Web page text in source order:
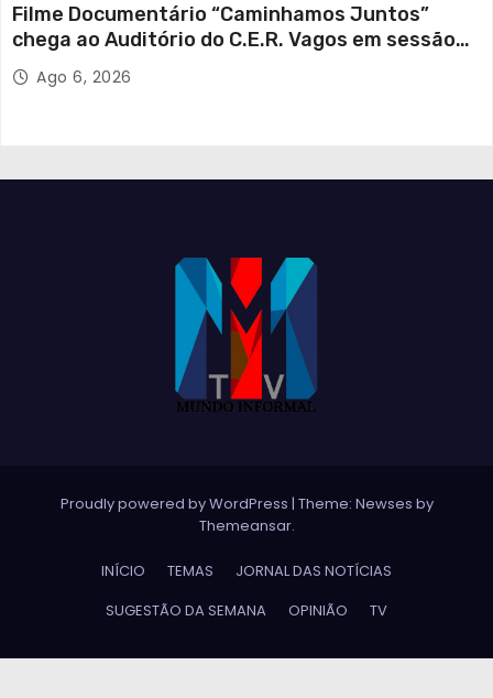
Filme Documentário “Caminhamos Juntos”
chega ao Auditório do C.E.R. Vagos em sessão
solidária
Ago 6, 2026
Proudly powered by WordPress | Theme: Newses by
Themeansar.
INÍCIO TEMAS
JORNAL DAS NOTÍCIAS
SUGESTÃO DA SEMANA
OPINIÃO TV